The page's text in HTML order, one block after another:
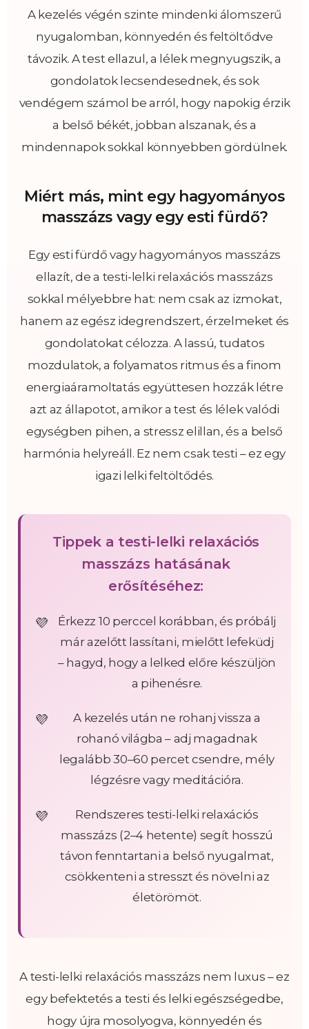
A kezelés végén szinte mindenki álomszerű
nyugalomban, könnyedén és feltöltődve
távozik. A test ellazul, a lélek megnyugszik, a
gondolatok lecsendesednek, és sok
vendégem számol be arról, hogy napokig érzik
a belső békét, jobban alszanak, és a
mindennapok sokkal könnyebben gördülnek.
Miért más, mint egy hagyományos
masszázs vagy egy esti fürdő?
Egy esti fürdő vagy hagyományos masszázs
ellazít, de a testi-lelki relaxációs masszázs
sokkal mélyebbre hat: nem csak az izmokat,
hanem az egész idegrendszert, érzelmeket és
gondolatokat célozza. A lassú, tudatos
mozdulatok, a folyamatos ritmus és a finom
energiaáramoltatás együttesen hozzák létre
azt az állapotot, amikor a test és lélek valódi
egységben pihen, a stressz elillan, és a belső
harmónia helyreáll. Ez nem csak testi – ez egy
igazi lelki feltöltődés.
Tippek a testi-lelki relaxációs
masszázs hatásának
erősítéséhez:
Érkezz 10 perccel korábban, és próbálj
már azelőtt lassítani, mielőtt lefeküdj
– hagyd, hogy a lelked előre készüljön
a pihenésre.
A kezelés után ne rohanj vissza a
rohanó világba – adj magadnak
legalább 30–60 percet csendre, mély
légzésre vagy meditációra.
Rendszeres testi-lelki relaxációs
masszázs (2–4 hetente) segít hosszú
távon fenntartani a belső nyugalmat,
csökkenteni a stresszt és növelni az
életörömöt.
A testi-lelki relaxációs masszázs nem luxus – ez
egy befektetés a testi és lelki egészségedbe,
hogy újra mosolyogva, könnyedén és